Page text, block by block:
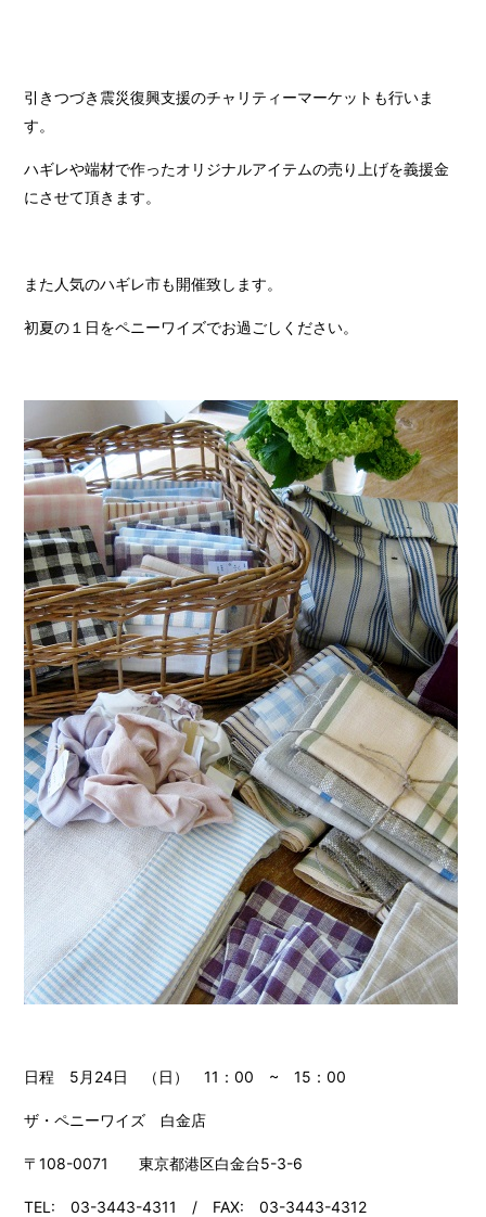
引きつづき震災復興支援のチャリティーマーケットも行いま
す。
ハギレや端材で作ったオリジナルアイテムの売り上げを義援金
にさせて頂きます。
また人気のハギレ市も開催致します。
初夏の１日をペニーワイズでお過ごしください。
日程 5月24日 （日） 11：00 ~ 15：00
ザ・ペニーワイズ 白金店
〒108-0071 東京都港区白金台5-3-6
TEL: 03-3443-4311 / FAX: 03-3443-4312